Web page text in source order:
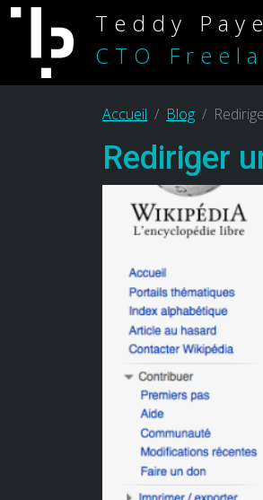
Teddy
CTO
Accueil Blog
Rediriger